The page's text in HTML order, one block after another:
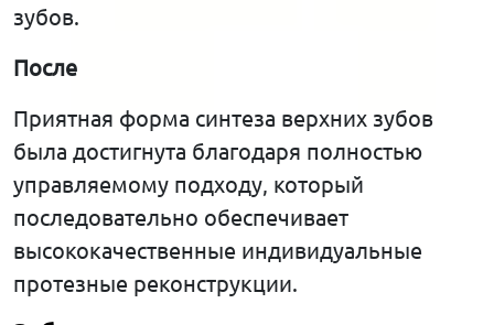
зубов.
После
Приятная форма синтеза верхних зубов
была достигнута благодаря полностью
управляемому подходу, который
последовательно обеспечивает
высококачественные индивидуальные
протезные реконструкции.